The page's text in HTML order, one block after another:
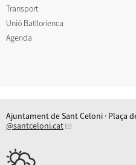
Transport
Unió Batllorienca
Agenda
Ajuntament de Sant Celoni · Plaça
@santceloni.cat